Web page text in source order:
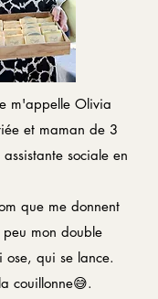
m'appelle Olivia
et maman de 3
sociale en
que me donnent
mon double
ose, qui se lance.
couillonne😅.